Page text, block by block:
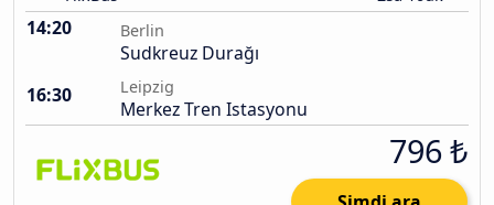
14:20 Berlin
Sudkreuz Durağı
16:30
Leipzig
Merkez Tren Istasyonu
796 ₺